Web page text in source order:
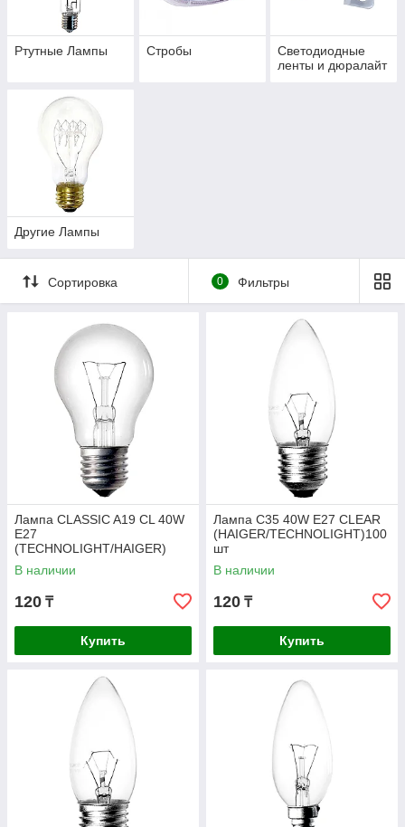
Ртутные Лампы Стробы
Светодиодные
ленты и дюралайт
Другие Лампы
Сортировка 0 Фильтры
Лампа CLASSIC A19 CL 40W
E27
(TECHNOLIGHT/HAIGER)
В наличии
120 ₸
Купить
Лампа C35 40W E27 CLEAR
(HAIGER/TECHNOLIGHT)100
шт
В наличии
120 ₸
Купить